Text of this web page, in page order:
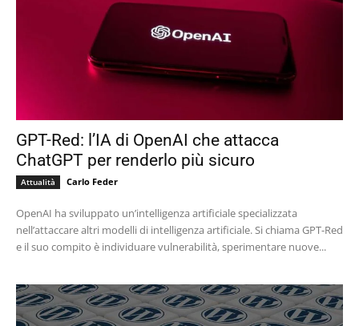
GPT-Red: l’IA di OpenAI che attacca
ChatGPT per renderlo più sicuro
Attualità Carlo Feder
OpenAI ha sviluppato un’intelligenza artificiale specializzata
nell’attaccare altri modelli di intelligenza artificiale. Si chiama GPT-Red
e il suo compito è individuare vulnerabilità, sperimentare nuove...